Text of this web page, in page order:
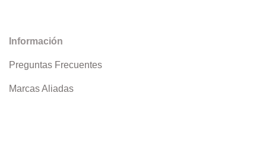
Información
Preguntas Frecuentes
Marcas Aliadas